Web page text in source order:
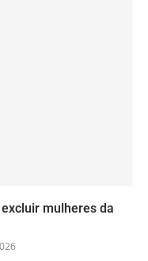
mulheres da